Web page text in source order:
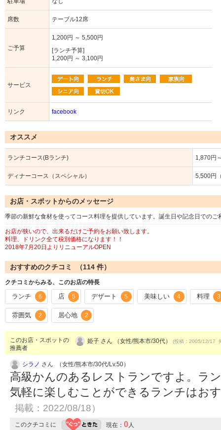
席数 テーブル12席
ご予算
1,200円 ～ 5,500円
[ランチ予算]
1,200円 ～ 3,100円
サービス
リンク facebook
オススメ
ランチコース(Bランチ) 1,870円
ディナーコース（スペシャル） 5,500円
お店・スポットからのメッセージ
季節の新鮮な食材を使ってコース料理を提供しています。誕生日や記念日での
お店が狭いので、出来るだけご予約をお願い致します。
料理、ドリンク全て税別価格になります！！
2018年7月20日よりリニューアルOPEN
おすすめのクチコミ （114 件）
クチコミからみる、このお店の特長
ランチ 6 店 5 デザート 5 美味しい 4 料理 3
雰囲気 2 居心地 2
このお店・スポットの
推薦者
姫子 さん （女性/熊本市/30代） (投稿：2005/12/17
シラノ さん （女性/熊本市/30代/Lv.50）
高級かんのあるレストランですよ。ラ
気軽に楽しむことができるランチはお
掲載：2022/08/18）
このクチコミに 現在： 0人